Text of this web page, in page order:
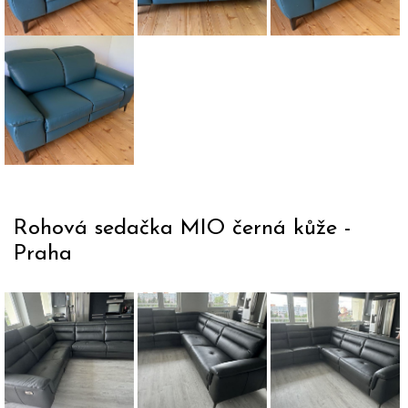
modré kůži kůžie el..
Dvojsedačka
Dixie v kůži s
mauálně
polohovatelnými
Rohová sedačka MIO černá kůže -
Praha
Rohová
sedačka
MIO v
Rohová
sedačka
MIO
Rohová
sedačka
MIO